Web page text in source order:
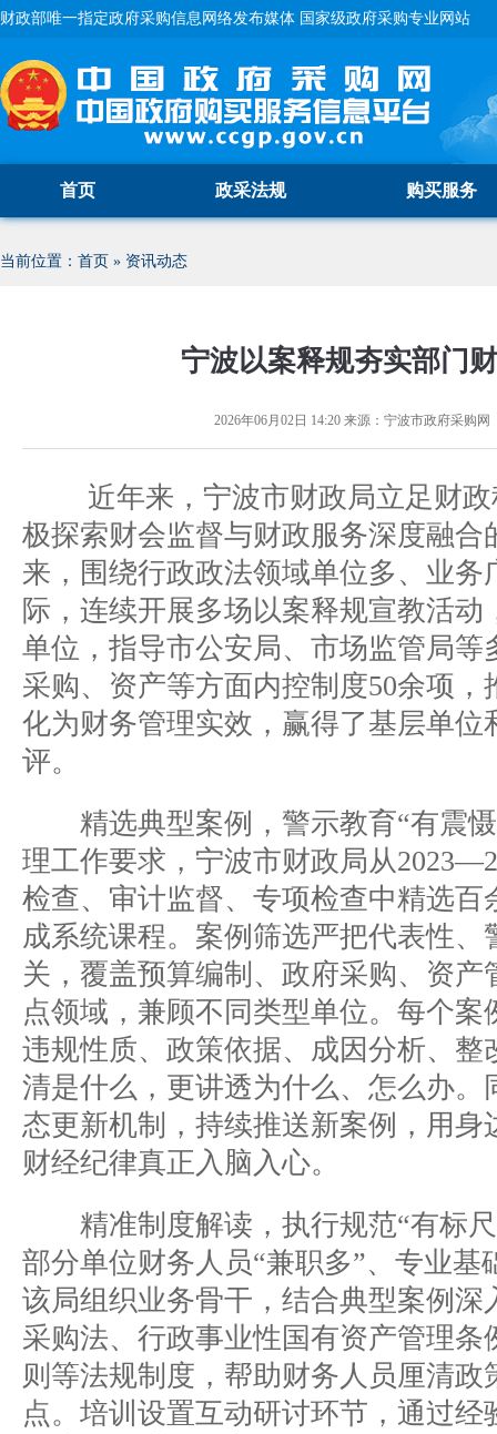
财政部唯一指定政府采购信息网络发布媒体 国家级政府采购专业网站
首页 政采法规 购买服务
当前位置： 首页 » 资讯动态
宁波以案释规夯实部门
2026年06月02日 14:20来源： 宁波市政府采购网
近年来，宁波市财政局立足财
极探索财会监督与财政服务深度融合
来，围绕行政政法领域单位多、业务
际，连续开展多场以案释规宣教活动
单位，指导市公安局、市场监管局等
采购、资产等方面内控制度50余项
化为财务管理实效，赢得了基层单位
评。
精选典型案例，警示教育“有震
理工作要求，宁波市财政局从
检查、审计监督、专项检查中精选百
成系统课程。案例筛选严把代表性、
关，覆盖预算编制、政府采购、资产
点领域，兼顾不同类型单位。每个案
违规性质、政策依据、成因分析、整
清是什么，更讲透为什么、怎么办。
态更新机制，持续推送新案例，用身
财经纪律真正入脑入心。
精准制度解读，执行规范“有标
部分单位财务人员“兼职多”、专业基
该局组织业务骨干，结合典型案例深
采购法、行政事业性国有资产管理条
则等法规制度，帮助财务人员厘清政
点。培训设置互动研讨环节，通过经